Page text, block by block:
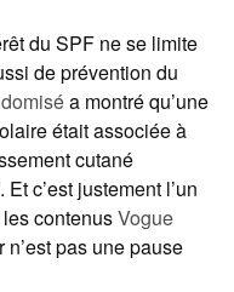
du SPF ne se limite
de prévention du
a montré qu’une
était associée à
cutané
c’est justement l’un
contenusVogue
n’est pas une pause